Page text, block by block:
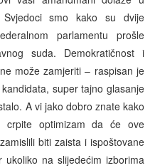
smo kako su dvije
parlamentu prošle
suda. Demokratičnost i
može zamjeriti – raspisan je
super tajno glasanje
A vi jako dobro znate kako
optimizam da će ove
biti zaista i ispoštovane
na slijedećim izborima